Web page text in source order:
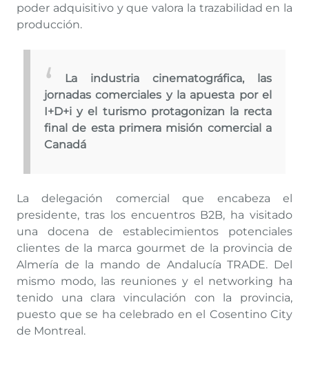
poder adquisitivo y que valora la trazabilidad en la
producción.
La industria cinematográfica, las
jornadas comerciales y la apuesta por el
I+D+i y el turismo protagonizan la recta
final de esta primera misión comercial a
Canadá
La delegación comercial que encabeza el
presidente, tras los encuentros B2B, ha visitado
una docena de establecimientos potenciales
clientes de la marca gourmet de la provincia de
Almería de la mando de Andalucía TRADE. Del
mismo modo, las reuniones y el networking ha
tenido una clara vinculación con la provincia,
puesto que se ha celebrado en el Cosentino City
de Montreal.